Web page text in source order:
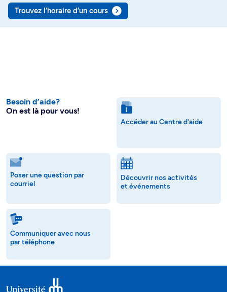
Trouvez l’horaire d’un cours
Besoin d’aide?
On est là pour vous!
Accéder au Centre d'aide
Poser une question par
courriel
Découvrir nos activités
et événements
Communiquer avec nous
par téléphone